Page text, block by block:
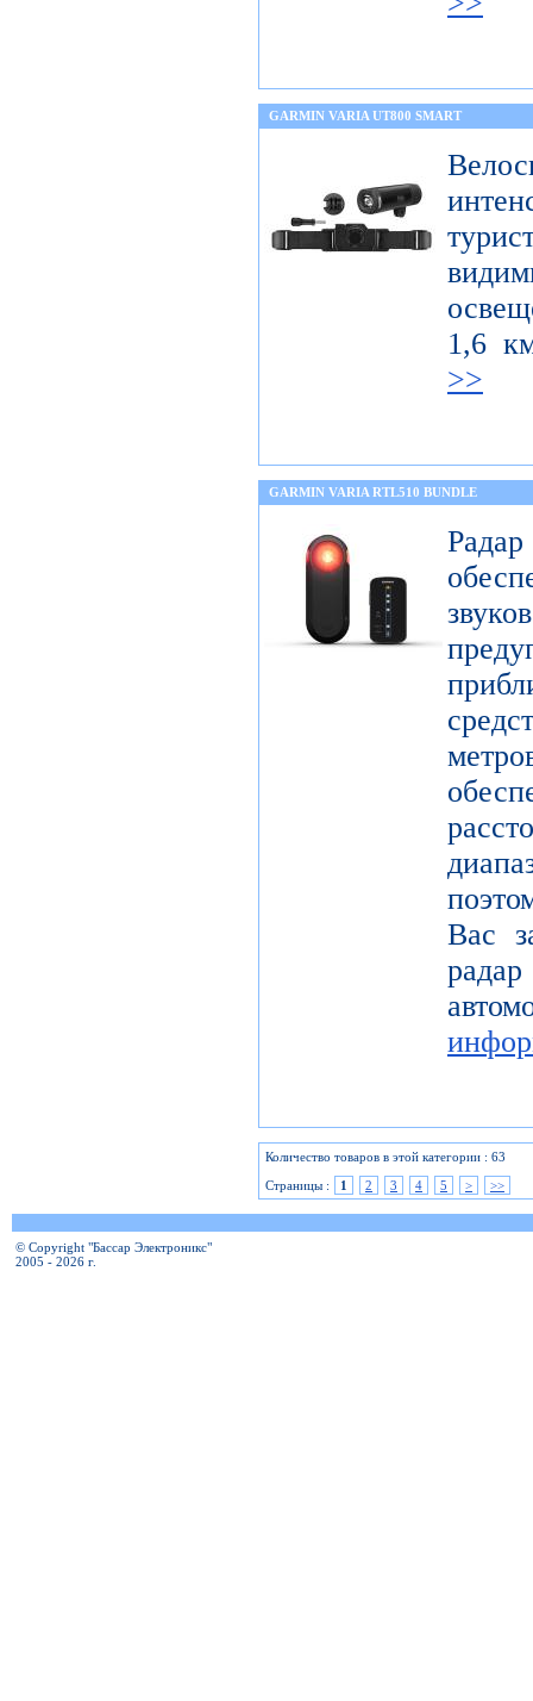
GARMIN VARIA UT800 SMART
1,6
>>
GARMIN VARIA RTL510 BUNDLE
Вас
Количество товаров в этой категории : 63
Страницы :
1 2 3 4 5 > >>
© Copyright "Бассар Электроникс"
2005 - 2026 г.